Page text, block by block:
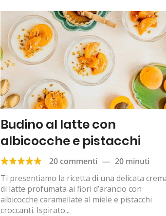
Budino al latte con
albicocche e pistacchi
20 commenti — 20 minuti
Ti presentiamo la ricetta di una delicata
di latte profumata ai fiori d’arancio con
albicocche caramellate al miele e pistacchi
croccanti. Ispirato...